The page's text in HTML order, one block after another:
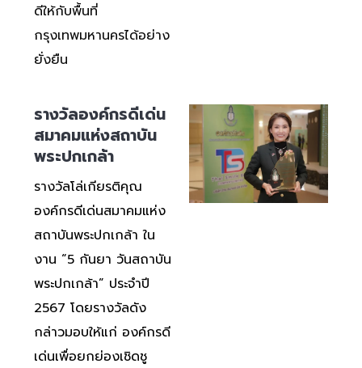
ดีให้กับพื้นที่
กรุงเทพมหานครได้อย่าง
ยั่งยืน
รางวัลองค์กรดีเด่น
สมาคมแห่งสถาบัน
พระปกเกล้า
รางวัลโล่เกียรติคุณ
องค์กรดีเด่นสมาคมแห่ง
สถาบันพระปกเกล้า ใน
งาน “5 กันยา วันสถาบัน
พระปกเกล้า” ประจำปี
2567 โดยรางวัลดัง
กล่าวมอบให้แก่ องค์กรดี
เด่นเพื่อยกย่องเชิดชู